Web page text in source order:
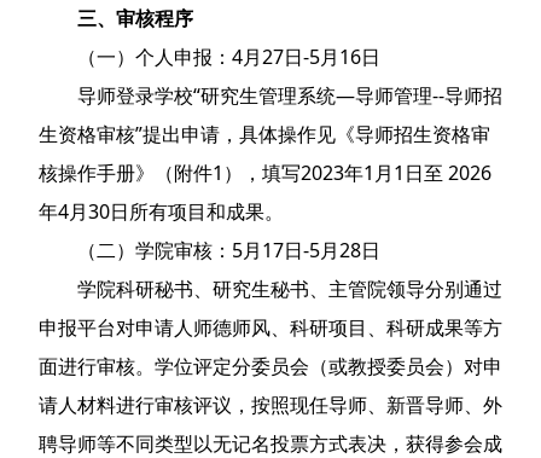
三、审核程序
（一）个人申报：4月27日-5月16日
导师登录学校“研究生管理系统—导师管理--导师招
生资格审核”提出申请，具体操作见《导师招生资格审
核操作手册》（附件1），填写2023年1月1日至 2026
年4月30日所有项目和成果。
（二）学院审核：5月17日-5月28日
学院科研秘书、研究生秘书、主管院领导分别通过
申报平台对申请人师德师风、科研项目、科研成果等方
面进行审核。学位评定分委员会（或教授委员会）对申
请人材料进行审核评议，按照现任导师、新晋导师、外
聘导师等不同类型以无记名投票方式表决，获得参会成